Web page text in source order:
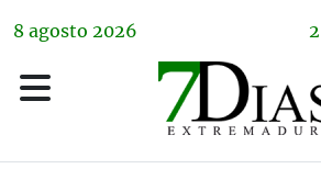
8 agosto 2026